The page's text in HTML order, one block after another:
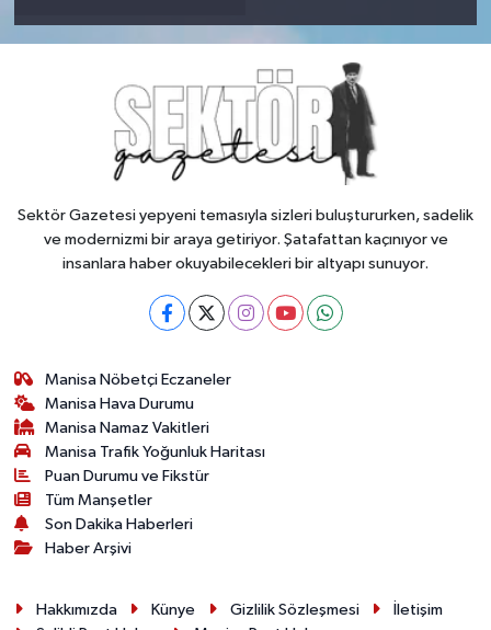
Sektör Gazetesi yepyeni temasıyla sizleri buluştururken, sadelik
ve modernizmi bir araya getiriyor. Şatafattan kaçınıyor ve
insanlara haber okuyabilecekleri bir altyapı sunuyor.
Manisa Nöbetçi Eczaneler
Manisa Hava Durumu
Manisa Namaz Vakitleri
Manisa Trafik Yoğunluk Haritası
Puan Durumu ve Fikstür
Tüm Manşetler
Son Dakika Haberleri
Haber Arşivi
Hakkımızda Künye Gizlilik Sözleşmesi
İletişim